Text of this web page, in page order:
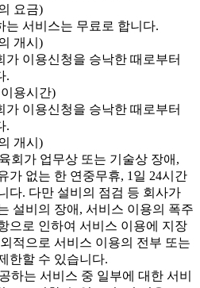
요금)
는 서비스는 무료로 합니다.
개시)
가 이용신청을 승낙한 때로부터
.
용시간)
가 이용신청을 승낙한 때로부터
.
개시)
회가 업무상 또는 기술상 장애,
가 없는 한 연중무휴, 1일 24시간
다. 다만 설비의 점검 등 회사가
설비의 장애, 서비스 이용의 폭주
으로 인하여 서비스 이용에 지장
적으로 서비스 이용의 전부 또는
한할 수 있습니다.
하는 서비스 중 일부에 대한 서비